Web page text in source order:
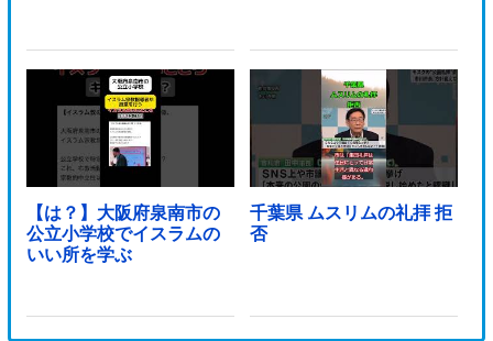
【は？】大阪府泉南市の
公立小学校でイスラムの
いい所を学ぶ
千葉県 ムスリムの礼拝 拒
否